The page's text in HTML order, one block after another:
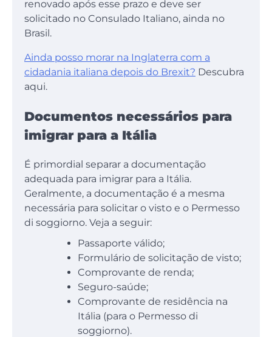
renovado após esse prazo e deve ser
solicitado no Consulado Italiano, ainda no
Brasil.
Ainda posso morar na Inglaterra com a
cidadania italiana depois do Brexit? Descubra
aqui.
Documentos necessários para
imigrar para a Itália
É primordial separar a documentação
adequada para imigrar para a Itália.
Geralmente, a documentação é a mesma
necessária para solicitar o visto e o Permesso
di soggiorno. Veja a seguir:
Passaporte válido;
Formulário de solicitação de visto;
Comprovante de renda;
Seguro-saúde;
Comprovante de residência na
Itália (para o Permesso di
soggiorno).